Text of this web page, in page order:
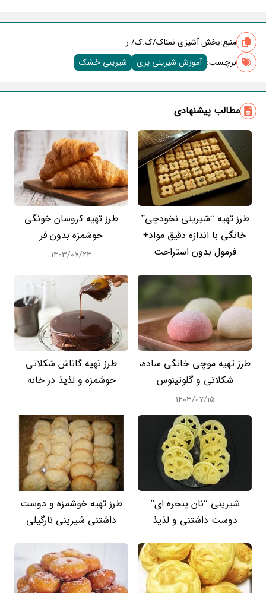
منبع:بخش آشپزی نمناک/ک.ک/ ر
برچسب‌: آموزش شیرینی پزی شیرینی خشک
مطالب پیشنهادی
طرز تهیه “شیرینی نخودچی”
خانگی با اندازه دقیق مواد+
فرمول بدون استراحت
طرز تهیه کروسان خونگی
خوشمزه بدون فر
۱۴۰۳/۰۷/۲۳
طرز تهیه موچی خانگی ساده،
شکلاتی و گلوتینوس
۱۴۰۳/۰۷/۱۵
طرز تهیه گاناش شکلاتی
خوشمزه و لذیذ در خانه
شیرینی “نان پنجره ای”
دوست داشتنی و لذیذ
طرز تهیه خوشمزه و دوست
داشتنی شیرینی نارگیلی